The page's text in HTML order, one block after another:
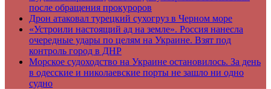
после обращения прокуроров
Дрон атаковал турецкий сухогруз в Черном море
«Устроили настоящий ад на земле». Россия нанесла
очередные удары по целям на Украине. Взят под
контроль город в ДНР
Морское судоходство на Украине остановилось. За день
в одесские и николаевские порты не зашло ни одно
судно